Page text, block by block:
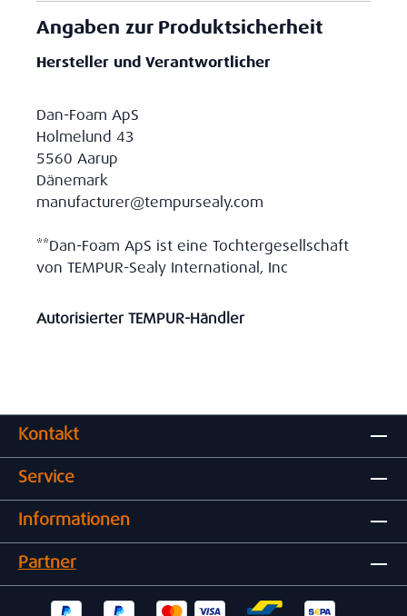
Angaben zur Produktsicherheit
Hersteller und Verantwortlicher
Dan-Foam ApS
Holmelund 43
5560 Aarup
Dänemark
manufacturer@tempursealy.com
**Dan-Foam ApS ist eine Tochtergesellschaft
von TEMPUR-Sealy International, Inc
Autorisierter TEMPUR-Händler
Kontakt
Service
Informationen
Partner